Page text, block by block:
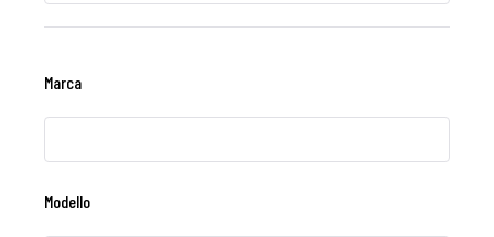
Marca
Modello